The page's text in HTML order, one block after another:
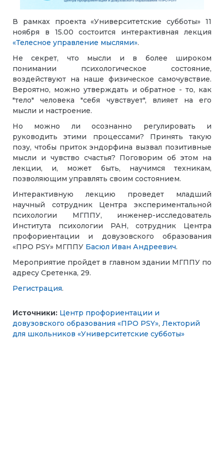
В рамках проекта «Университетские субботы» 11
ноября в 15.00 состоится интерактивная лекция
«Телесное управление мыслями».
Не секрет, что мысли и в более широком
понимании психологическое состояние,
воздействуют на наше физическое самочувствие.
Вероятно, можно утверждать и обратное - то, как
"тело" человека "себя чувствует", влияет на его
мысли и настроение.
Но можно ли осознанно регулировать и
руководить этими процессами? Принять такую
позу, чтобы приток эндорфина вызвал позитивные
мысли и чувство счастья? Поговорим об этом на
лекции, и, может быть, научимся техникам,
позволяющим управлять своим состоянием.
Интерактивную лекцию проведет младший
научный сотрудник Центра экспериментальной
психологии МГППУ, инженер-исследователь
Института психологии РАН, сотрудник Центра
профориентации и довузовского образования
«ПРО PSY» МГППУ Басюл Иван Андреевич.
Мероприятие пройдет в главном здании МГППУ по
адресу Сретенка, 29.
Регистрация.
Источники: Центр профориентации и
довузовского образования «ПРО PSY», Лекторий
для школьников «Университетские субботы»